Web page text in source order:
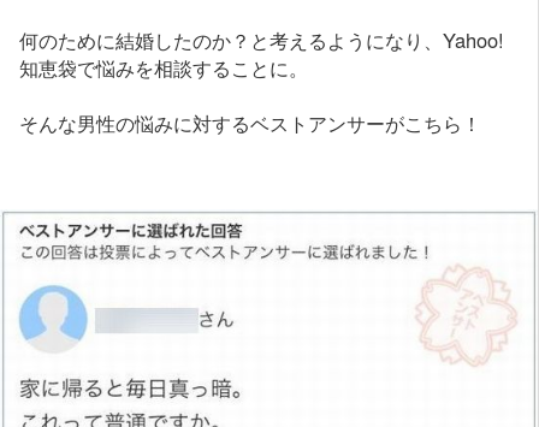
何のために結婚したのか？と考えるようになり、Yahoo!
知恵袋で悩みを相談することに。
そんな男性の悩みに対するベストアンサーがこちら！